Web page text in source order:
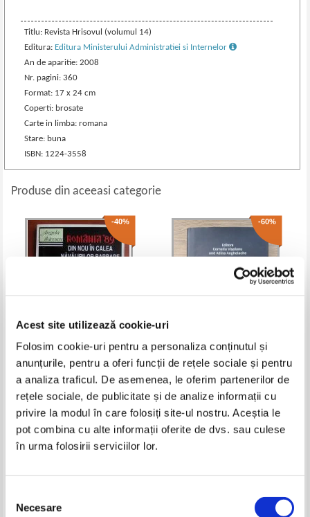
Acest site utilizează cookie-uri
Folosim cookie-uri pentru a personaliza conținutul și
anunțurile, pentru a oferi funcții de rețele sociale și pentru
a analiza traficul. De asemenea, le oferim partenerilor de
rețele sociale, de publicitate și de analize informații cu
privire la modul în care folosiți site-ul nostru. Aceștia le
pot combina cu alte informații oferite de dvs. sau culese
în urma folosirii serviciilor lor.
consimțământului
Necesare
Titlu: Revista Hrisovul (volumul 14)
Editura: Editura Ministerului Administratiei si Internelor
An de aparitie: 2008
Nr. pagini: 360
Format: 17 x 24 cm
Coperti: brosate
Carte in limba: romana
Stare: buna
ISBN: 1224-3558
Produse din aceeasi categorie
-40%
Angela Bacescu - Romania `89
din nou in calea navalirilor
barbare
Pret:10,00Lei 6,00 Lei
Adaugă în coș
-60%
Corneliu Visoianu - Strategikon.
The year of 2017. Challenging
choices
Pret:26,00Lei 10,40 Lei
Adaugă în coș